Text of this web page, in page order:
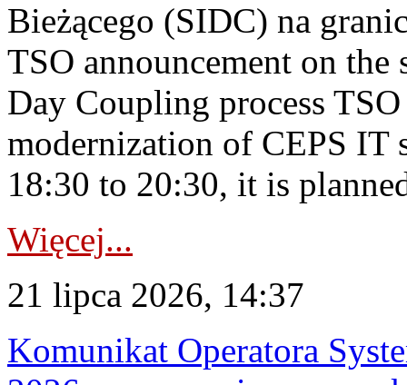
Bieżącego (SIDC) na
TSO announcement on
Day Coupling process
modernization of CEPS IT
18:30 to 20:30, it is
Więcej...
21 lipca 2026, 14:37
Komunikat Operatora